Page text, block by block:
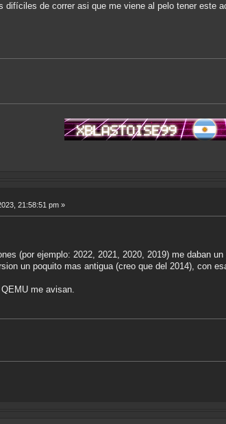
difíciles de correr asi que me viene al pelo tener este
21:58:51 pm »
(por ejemplo: 2022, 2021, 2020, 2019) me daban
un poquito mas antigua (creo que del 2014), con
me avisan.